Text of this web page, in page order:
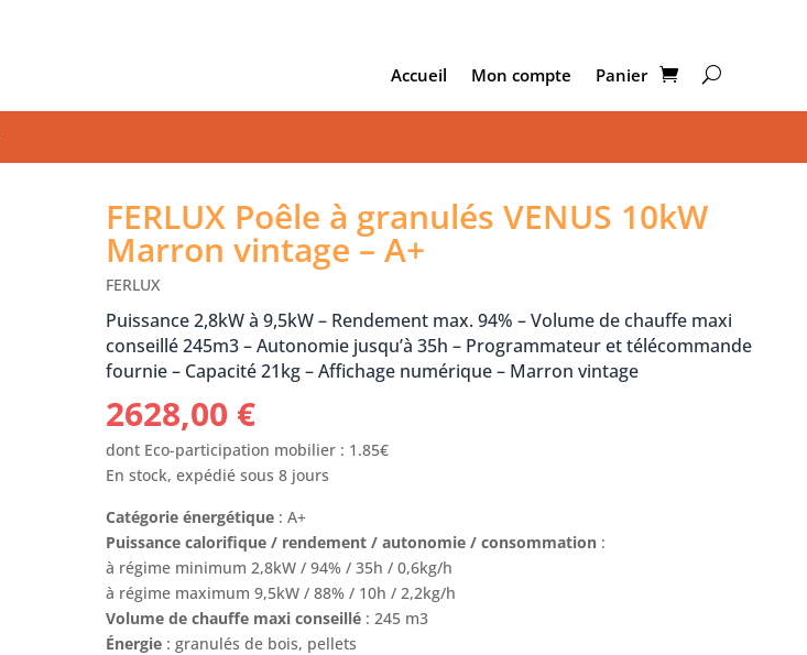
Accueil Mon compte Panier
FERLUX Poêle à granulés VENUS 10kW
Marron vintage – A+
FERLUX
Puissance 2,8kW à 9,5kW – Rendement max. 94% – Volume de chauffe maxi
conseillé 245m3 – Autonomie jusqu’à 35h – Programmateur et télécommande
fournie – Capacité 21kg – Affichage numérique – Marron vintage
2628,00 €
dont Eco-participation mobilier : 1.85€
En stock, expédié sous 8 jours
Catégorie énergétique : A+
Puissance calorifique / rendement / autonomie / consommation :
à régime minimum 2,8kW / 94% / 35h / 0,6kg/h
à régime maximum 9,5kW / 88% / 10h / 2,2kg/h
Volume de chauffe maxi conseillé : 245 m3
Énergie : granulés de bois, pellets